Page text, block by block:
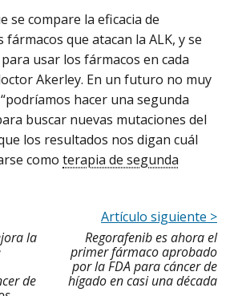
se compare la eficacia de
que atacan la ALK, y se
usar los fármacos en cada
Akerley. En un futuro no muy
hacer una segunda
buscar nuevas mutaciones del
los resultados nos digan cuál
como terapia de segunda
la
de
Artículo siguiente >
Regorafenib es ahora el
primer fármaco aprobado
por la FDA para cáncer de
hígado en casi una década